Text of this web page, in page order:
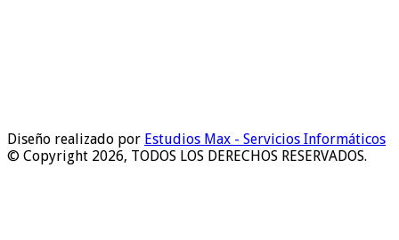
Diseño realizado por Estudios Max - Servicios Informáticos
© Copyright 2026, TODOS LOS DERECHOS RESERVADOS.